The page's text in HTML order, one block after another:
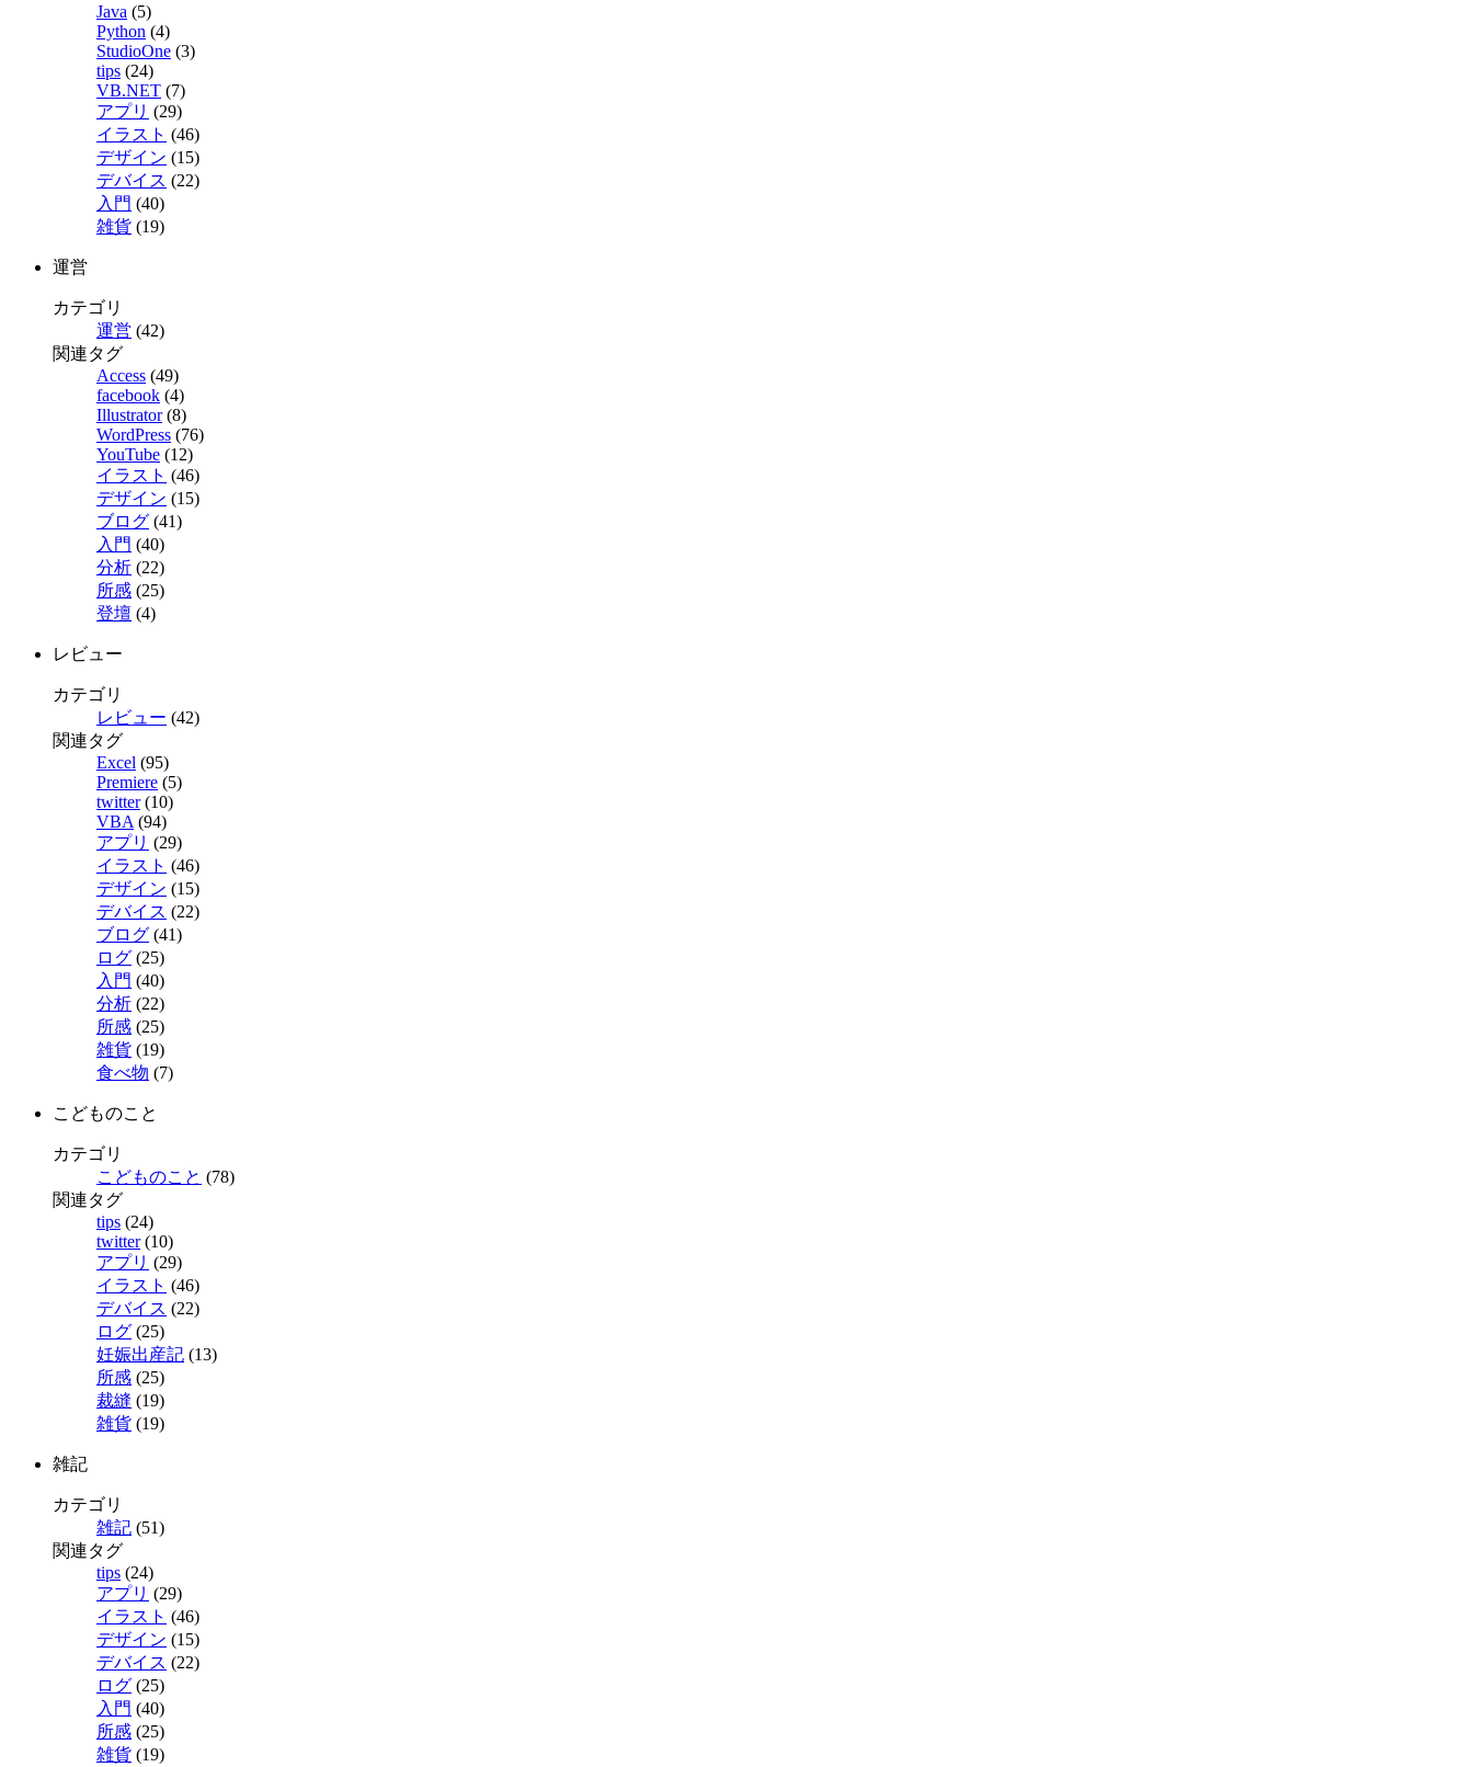
Java (5)
Python (4)
StudioOne (3)
tips (24)
VB.NET (7)
アプリ (29)
イラスト (46)
デザイン (15)
デバイス (22)
入門 (40)
雑貨 (19)
運営
カテゴリ
運営 (42)
関連タグ
Access (49)
facebook (4)
Illustrator(8)
WordPress (76)
YouTube (12)
イラスト (46)
デザイン (15)
ブログ (41)
入門 (40)
分析 (22)
所感 (25)
登壇 (4)
レビュー
カテゴリ
レビュー (42)
関連タグ
Excel (95)
Premiere (5)
twitter(10)
VBA (94)
アプリ (29)
イラスト (46)
デザイン (15)
デバイス (22)
ブログ (41)
ログ (25)
入門 (40)
分析 (22)
所感 (25)
雑貨 (19)
食べ物 (7)
こどものこと
カテゴリ
こどものこと (78)
関連タグ
tips (24)
twitter(10)
アプリ (29)
イラスト (46)
デバイス (22)
ログ (25)
妊娠出産記 (13)
所感 (25)
裁縫 (19)
雑貨 (19)
雑記
カテゴリ
雑記 (51)
関連タグ
tips (24)
アプリ (29)
イラスト (46)
デザイン (15)
デバイス (22)
ログ (25)
入門 (40)
所感 (25)
雑貨 (19)